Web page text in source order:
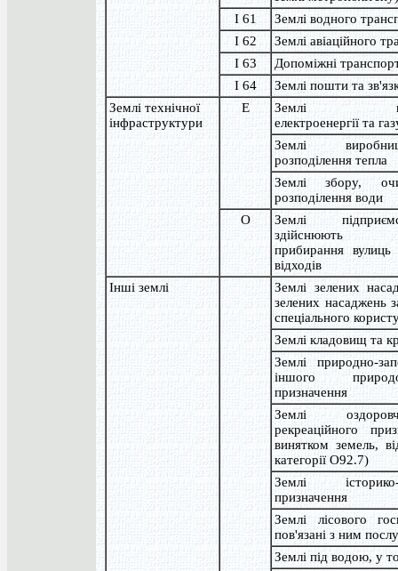
I 61
Землі водного
I 62
Землі авіаційного
I 63
Допоміжні
I 64
Землі пошти та
Землі технічної
інфраструктури
Е
Землі
електроенергії та
Землі
розподілення тепла
Землі збору,
розподілення води
О
Землі
здійснюють
прибирання
відходів
Інші землі
Землі зелених
зелених насаджень
спеціального
Землі кладовищ та
Землі природно-
іншого
призначення
Землі
рекреаційного
винятком земель,
категорії О92.7)
Землі історико-
призначення
Землі лісового
пов'язані з ним
Землі під водою, у